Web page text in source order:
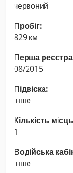
червоний
Пробіг:
829 км
Перша
08/2015
Підвіска:
інше
Кількість
1
Водійська
інше